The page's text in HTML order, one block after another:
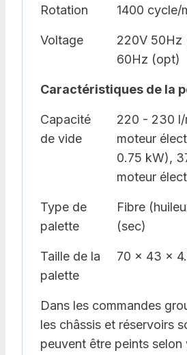
Rotation 1400 cycle/
Voltage
220V 50Hz
60Hz (opt)
Caractéristiques de la
Capacité
de vide
220 - 230 l/
moteur
0.75 kW),
moteur
Type de
palette
Fibre
(sec)
Taille de la
palette
70 x 43 x
Dans les commandes
les châssis et réservoirs
peuvent être peints selon